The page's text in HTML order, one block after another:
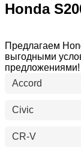
Honda
Предлагаем
выгодными
предложениями!
Accord
Civic
CR-V